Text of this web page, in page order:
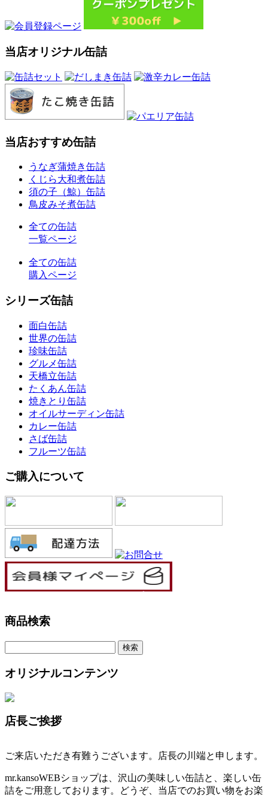
当店オリジナル缶詰
当店おすすめ缶詰
うなぎ蒲焼き缶詰
くじら大和煮缶詰
須の子（鯨）缶詰
鳥皮みそ煮缶詰
全ての缶詰
一覧ページ
全ての缶詰
購入ページ
シリーズ缶詰
面白缶詰
世界の缶詰
珍味缶詰
グルメ缶詰
天橋立缶詰
たくあん缶詰
焼きとり缶詰
オイルサーディン缶詰
カレー缶詰
さば缶詰
フルーツ缶詰
ご購入について
商品検索
オリジナルコンテンツ
店長ご挨拶
ご来店いただき有難うございます。店長の川端と申します。
mr.kansoWEBショップは、沢山の美味しい缶詰と、楽しい缶
詰をご用意しております。どうぞ、当店でのお買い物をお楽